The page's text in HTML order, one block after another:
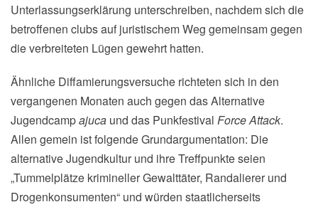
Unterlassungserklärung unterschreiben, nachdem sich die
betroffenen clubs auf juristischem Weg gemeinsam gegen
die verbreiteten Lügen gewehrt hatten.
Ähnliche Diffamierungsversuche richteten sich in den
vergangenen Monaten auch gegen das Alternative
Jugendcampajuca und das Punkfestival Force Attack.
Allen gemein ist folgende Grundargumentation: Die
alternative Jugendkultur und ihre Treffpunkte seien
„Tummelplätze krimineller Gewalttäter, Randalierer und
Drogenkonsumenten“ und würden staatlicherseits